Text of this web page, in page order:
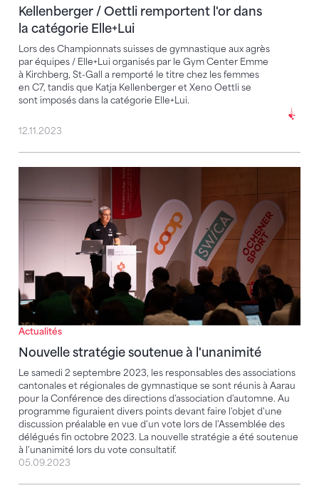
Kellenberger / Oettli remportent l'or dans
la catégorie Elle+Lui
Lors des Championnats suisses de gymnastique aux agrès
par équipes / Elle+Lui organisés par le Gym Center Emme
à Kirchberg, St-Gall a remporté le titre chez les femmes
en C7, tandis que Katja Kellenberger et Xeno Oettli se
sont imposés dans la catégorie Elle+Lui.
12.11.2023
Actualités
Nouvelle stratégie soutenue à l'unanimité
Le samedi 2 septembre 2023, les responsables des associations
cantonales et régionales de gymnastique se sont réunis à Aarau
pour la Conférence des directions d'association d'automne. Au
programme figuraient divers points devant faire l'objet d'une
discussion préalable en vue d'un vote lors de l'Assemblée des
délégués fin octobre 2023. La nouvelle stratégie a été soutenue
à l'unanimité lors du vote consultatif.
Nouvelle stratégie soutenue à l'unanimité
05.09.2023